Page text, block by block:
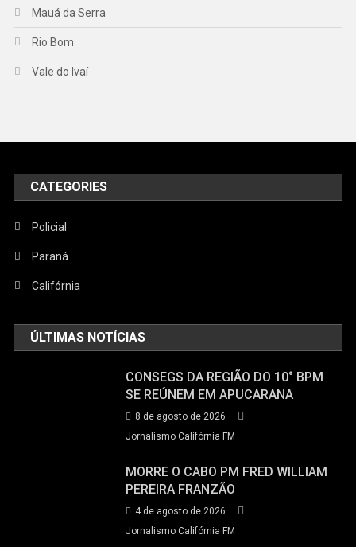
Mauá da Serra
Rio Bom
Vale do Ivaí
CATEGORIES
Policial
Paraná
Califórnia
ÚLTIMAS NOTÍCIAS
CONSEGS DA REGIÃO DO 10° BPM
SE REÚNEM EM APUCARANA
8 de agosto de 2026
Jornalismo Califórnia FM
MORRE O CABO PM FRED WILLIAM
PEREIRA FRANZÃO
4 de agosto de 2026
Jornalismo Califórnia FM